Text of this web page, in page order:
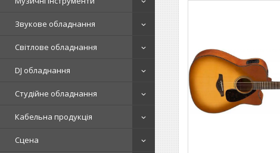
Звукове обладнання
Світлове обладнання
DJ обладнання
Студійне обладнання
Кабельна продукція
Сцена